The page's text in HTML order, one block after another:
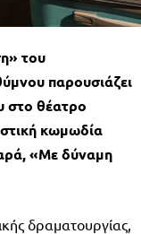
του
παρουσιάζει
στο θέατρο
κωμωδία
«Με δύναμη
δραματουργίας,